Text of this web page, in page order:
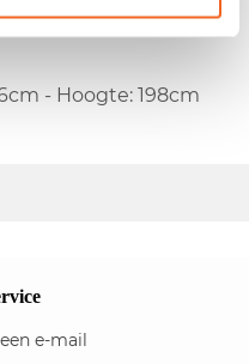
- Kleur roldeur:
- Hoogte: 198cm
e-mail